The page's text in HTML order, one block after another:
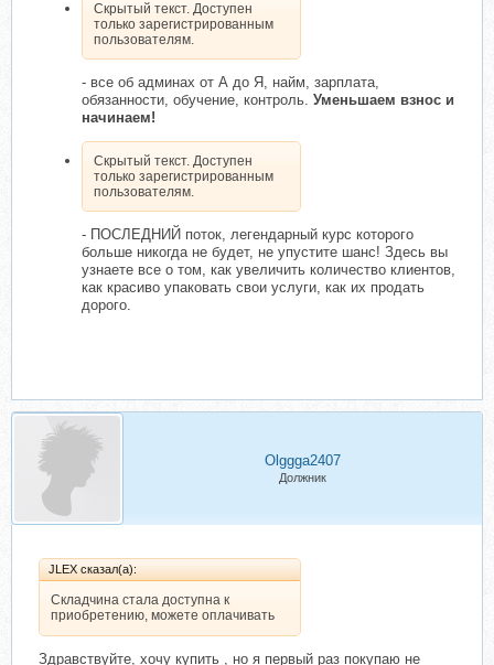
Скрытый текст. Доступен
только зарегистрированным
пользователям.
- все об админах от А до Я, найм, зарплата,
обязанности, обучение, контроль. Уменьшаем взнос и
начинаем!
Скрытый текст. Доступен
только зарегистрированным
пользователям.
- ПОСЛЕДНИЙ поток, легендарный курс которого
больше никогда не будет, не упустите шанс! Здесь вы
узнаете все о том, как увеличить количество клиентов,
как красиво упаковать свои услуги, как их продать
дорого.
Olggga2407
Должник
JLEX сказал(а):
Складчина стала доступна к
приобретению, можете оплачивать
Здравствуйте, хочу купить , но я первый раз покупаю не